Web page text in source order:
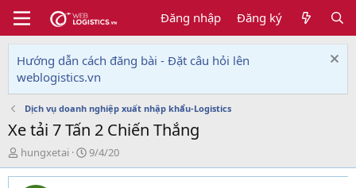
Đăng nhập Đăng ký
Hướng dẫn cách đăng bài - Đặt câu hỏi lên
weblogistics.vn
Dịch vụ doanh nghiệp xuất nhập khẩu-Logistics
Xe tải 7 Tấn 2 Chiến Thắng
T
h
r
hungxetai
N
g
à
9/4/20